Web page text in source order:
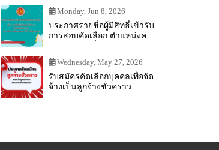
ลูกจ้างชั่วคราว ตำแหน่ง ครู
พิเศษสอน (ช่างเชื่อมโลหะ)
Monday, Jun 8, 2026
ประกาศรายชื่อผู้มีสิทธิ์เข้ารับ
การสอบคัดเลือก ตำแหน่งครู
Wednesday, May 27, 2026
รับสมัครคัดเลือกบุคคลเพื่อจัด
จ้างเป็นลูกจ้างชั่วคราว